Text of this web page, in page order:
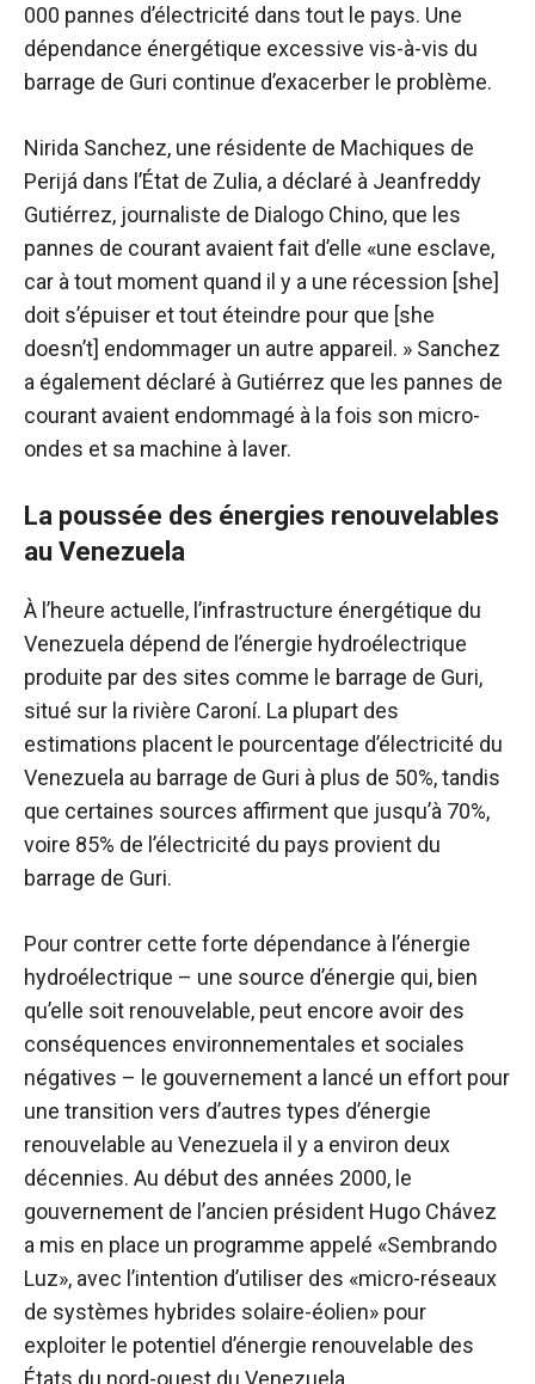
000 pannes d’électricité dans tout le pays. Une
dépendance énergétique excessive vis-à-vis du
barrage de Guri continue d’exacerber le problème.
Nirida Sanchez, une résidente de Machiques de
Perijá dans l’État de Zulia, a déclaré à Jeanfreddy
Gutiérrez, journaliste de Dialogo Chino, que les
pannes de courant avaient fait d’elle «une esclave,
car à tout moment quand il y a une récession [she]
doit s’épuiser et tout éteindre pour que [she
doesn’t] endommager un autre appareil. » Sanchez
a également déclaré à Gutiérrez que les pannes de
courant avaient endommagé à la fois son micro-
ondes et sa machine à laver.
La poussée des énergies renouvelables
au Venezuela
À l’heure actuelle, l’infrastructure énergétique du
Venezuela dépend de l’énergie hydroélectrique
produite par des sites comme le barrage de Guri,
situé sur la rivière Caroní. La plupart des
estimations placent le pourcentage d’électricité du
Venezuela au barrage de Guri à plus de 50%, tandis
que certaines sources affirment que jusqu’à 70%,
voire 85% de l’électricité du pays provient du
barrage de Guri.
Pour contrer cette forte dépendance à l’énergie
hydroélectrique – une source d’énergie qui, bien
qu’elle soit renouvelable, peut encore avoir des
conséquences environnementales et sociales
négatives – le gouvernement a lancé un effort pour
une transition vers d’autres types d’énergie
renouvelable au Venezuela il y a environ deux
décennies. Au début des années 2000, le
gouvernement de l’ancien président Hugo Chávez
a mis en place un programme appelé «Sembrando
Luz», avec l’intention d’utiliser des «micro-réseaux
de systèmes hybrides solaire-éolien» pour
exploiter le potentiel d’énergie renouvelable des
États du nord-ouest du Venezuela.